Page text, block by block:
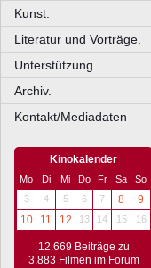
Kunst.
Literatur und Vorträge.
Unterstützung.
Archiv.
Kontakt/Mediadaten
Kinokalender
Mo Di Mi Do Fr Sa
So
3
4 5 6 7 8
9
10
11 12 13 14 15 16
12.669 Beiträge zu
3.883 Filmen im Forum